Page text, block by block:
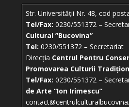
Str. Universității Nr. 48, cod
Tel/Fax: 0230/551372 –
Cultural ”Bucovina”
Tel: 0230/551372 – Secretariat
Direcția Centrul Pentru
Promovarea Culturii
Tel/Fax: 0230/551372 –
de Arte “Ion Irimescu”